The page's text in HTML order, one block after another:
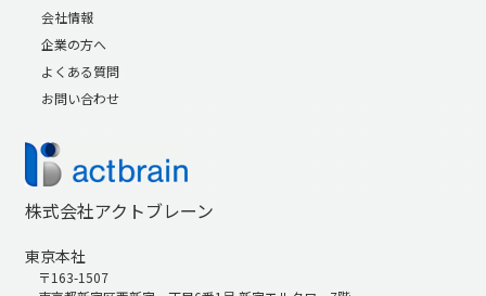
会社情報
企業の方へ
よくある質問
お問い合わせ
株式会社アクトブレーン
東京本社
〒163-1507